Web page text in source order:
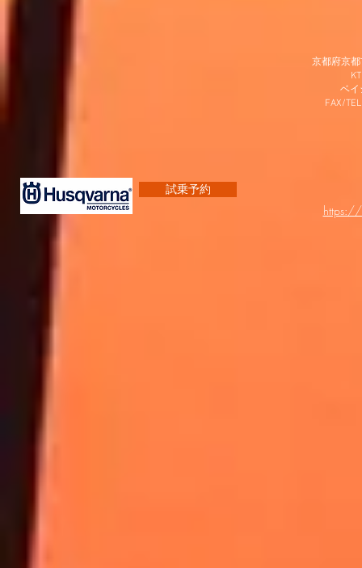
京都府京
ベイ
FAX/
試乗予約
https://